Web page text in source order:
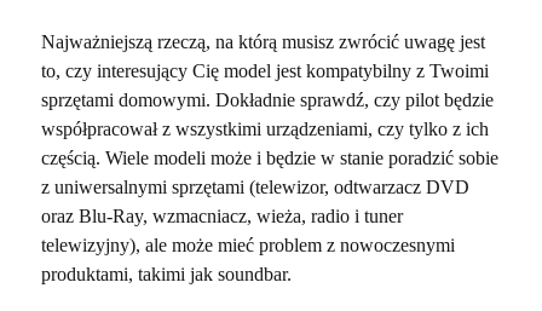
Najważniejszą rzeczą, na którą musisz zwrócić uwagę jest
to, czy interesujący Cię model jest kompatybilny z Twoimi
sprzętami domowymi. Dokładnie sprawdź, czy pilot będzie
współpracował z wszystkimi urządzeniami, czy tylko z ich
częścią. Wiele modeli może i będzie w stanie poradzić sobie
z uniwersalnymi sprzętami (telewizor, odtwarzacz DVD
oraz Blu-Ray, wzmacniacz, wieża, radio i tuner
telewizyjny), ale może mieć problem z nowoczesnymi
produktami, takimi jak soundbar.